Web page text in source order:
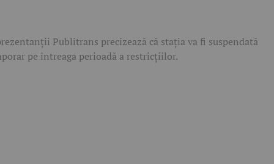
Publitrans precizează că stația va fi suspendată
pe întreaga perioadă a restricțiilor.